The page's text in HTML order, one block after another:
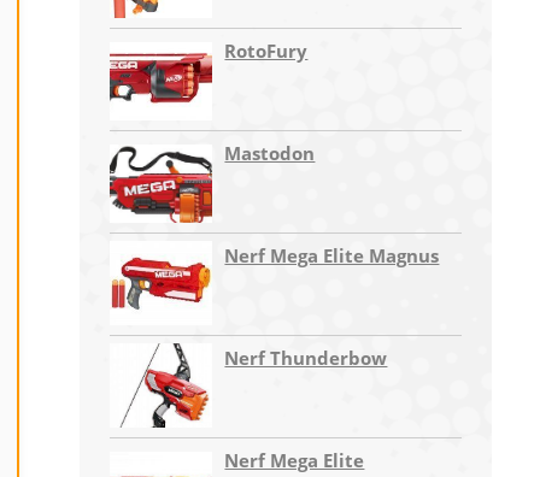
RotoFury
Mastodon
Nerf Mega Elite Magnus
Nerf Thunderbow
Nerf Mega Elite